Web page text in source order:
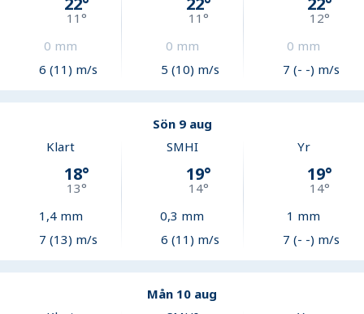
11°
0 mm
6 (11) m/s
11 °
0 mm
5 (10) m/s
12°
0 mm
7 (- -) m/s
Sön 9 aug
Klart
18°
13°
1,4mm
7 (13) m/s
SMHI
19°
14°
0,3 mm
6 (11) m/s
Yr
19°
14°
1 mm
7 (- -) m/s
Mån 10 aug